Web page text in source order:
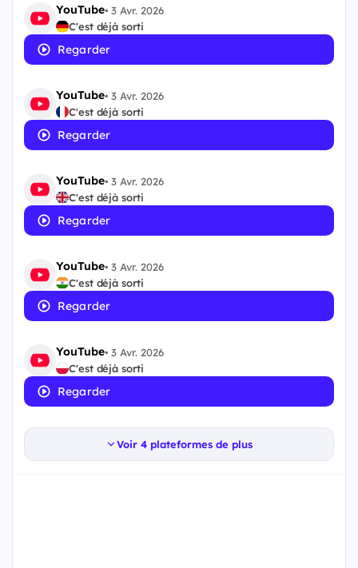
YouTube•3 Avr. 2026
C'est déjà sorti
Regarder
YouTube•3 Avr. 2026
C'est déjà sorti
Regarder
YouTube•3 Avr. 2026
C'est déjà sorti
Regarder
YouTube•3 Avr. 2026
C'est déjà sorti
Regarder
YouTube•3 Avr. 2026
C'est déjà sorti
Regarder
Voir 4 plateformes de plus